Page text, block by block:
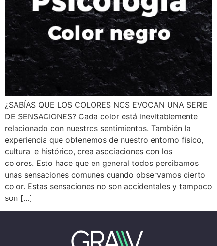
¿SABÍAS QUE LOS COLORES NOS EVOCAN UNA SERIE
DE SENSACIONES? Cada color está inevitablemente
relacionado con nuestros sentimientos. También la
experiencia que obtenemos de nuestro entorno físico,
cultural e histórico, crea asociaciones con los
colores. Esto hace que en general todos percibamos
unas sensaciones comunes cuando observamos cierto
color. Estas sensaciones no son accidentales y tampoco
son […]